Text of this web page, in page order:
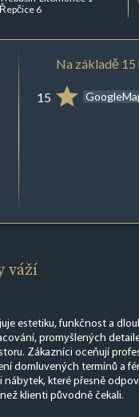
Řepčice 6
Na základě
15
váží
estetiku, funkčnost a
promyšlených
Zákazníci oceňují
domluvených termínů a
nábytek, které přesně
klienti původně čekali.